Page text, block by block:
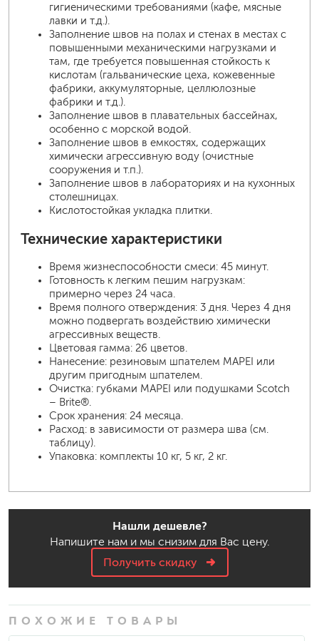
гигиеническими требованиями (кафе, мясные
лавки и т.д.).
Заполнение швов на полах и стенах в местах с
повышенными механическими нагрузками и
там, где требуется повышенная стойкость к
кислотам (гальванические цеха, кожевенные
фабрики, аккумуляторные, целлюлозные
фабрики и т.д.).
Заполнение швов в плавательных бассейнах,
особенно с морской водой.
Заполнение швов в емкостях, содержащих
химически агрессивную воду (очистные
сооружения и т.п.).
Заполнение швов в лабораториях и на кухонных
столешницах.
Кислотостойкая укладка плитки.
Технические характеристики
Время жизнеспособности смеси: 45 минут.
Готовность к легким пешим нагрузкам:
примерно через 24 часа.
Время полного отверждения: 3 дня. Через 4 дня
можно подвергать воздействию химически
агрессивных веществ.
Цветовая гамма: 26 цветов.
Нанесение: резиновым шпателем MAPEI или
другим пригодным шпателем.
Очистка: губками MAPEI или подушками Scotch
– Brite®.
Срок хранения: 24 месяца.
Расход: в зависимости от размера шва (см.
таблицу).
Упаковка: комплекты 10 кг, 5 кг, 2 кг.
Нашли дешевле?
Напишите нам и мы снизим для Вас цену.
Получить скидку
ПОХОЖИЕ ТОВАРЫ